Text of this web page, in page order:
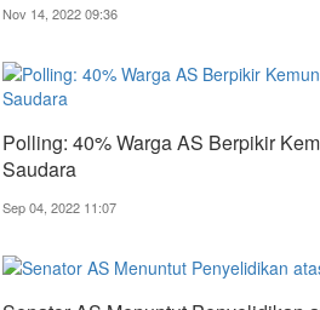
Nov 14, 2022 09:36
Polling: 40% Warga AS Berpikir
Saudara
Sep 04, 2022 11:07